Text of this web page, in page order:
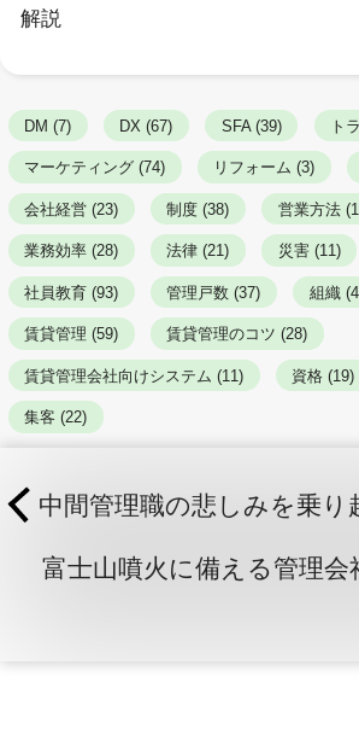
解説
DM (7) DX (67) SFA (39) ト
マーケティング (74) リフォーム (3)
会社経営 (23) 制度 (38) 営業方法
業務効率 (28) 法律 (21) 災害 (11)
社員教育 (93) 管理戸数 (37) 組織
賃貸管理 (59) 賃貸管理のコツ (28)
賃貸管理会社向けシステム (11) 資格 (19)
集客 (22)
中間管理職の悲しみを乗り
富士山噴火に備える管理会